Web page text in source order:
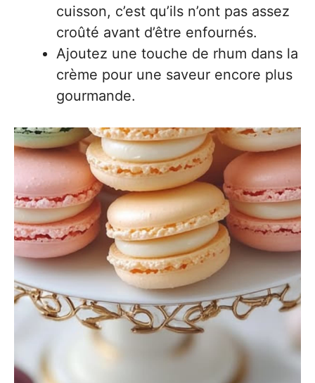
cuisson, c’est qu’ils n’ont pas assez
croûté avant d’être enfournés.
Ajoutez une touche de rhum dans la
crème pour une saveur encore plus
gourmande.